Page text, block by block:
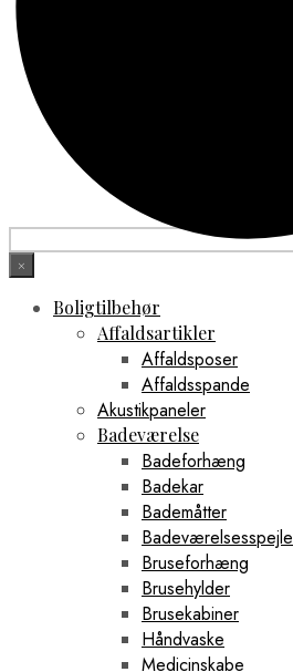
×
Boligtilbehør
Affaldsartikler
Affaldsposer
Affaldsspande
Akustikpaneler
Badeværelse
Badeforhæng
Badekar
Bademåtter
Badeværelsesspejle
Bruseforhæng
Brusehylder
Brusekabiner
Håndvaske
Medicinskabe